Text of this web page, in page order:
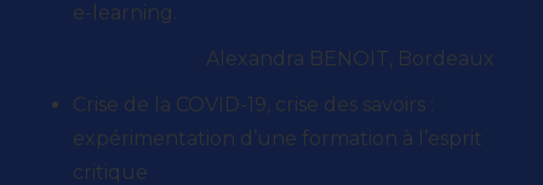
e-learning.
Alexandra BENOIT, Bordeaux
Crise de la COVID-19, crise des savoirs :
expérimentation d’une formation à l’esprit
critique